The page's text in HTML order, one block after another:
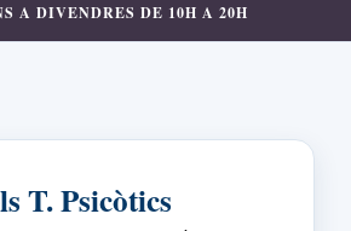
A DIVENDRES DE 10H A 20H
T. Psicòtics